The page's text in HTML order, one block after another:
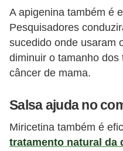
A apigenina também é
Pesquisadores
sucedido onde usaram
diminuir o tamanho
câncer de mama.
Salsa ajuda no
Miricetina também é
tratamento natural da
i
r
o
s